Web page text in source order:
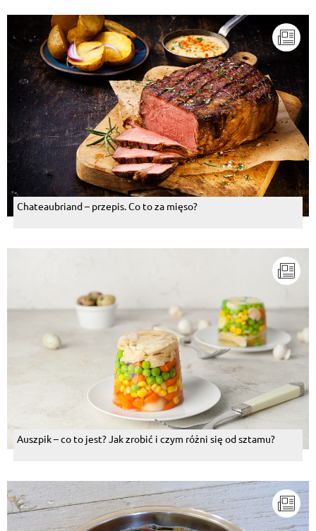
Chateaubriand – przepis. Co to za mięso?
Auszpik – co to jest? Jak zrobić i czym różni się od sztamu?